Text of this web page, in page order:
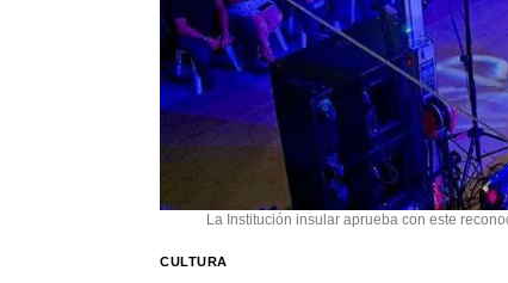
La Institución insular aprueba con este
CULTURA